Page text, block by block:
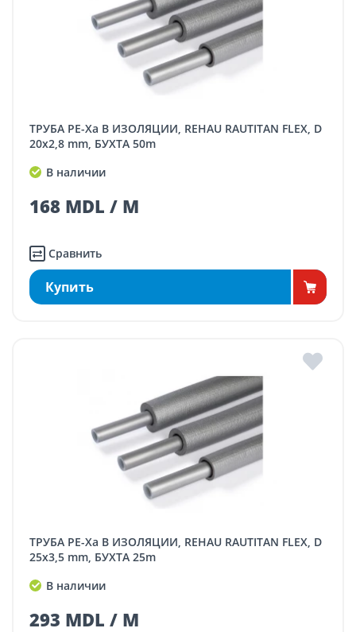
ТРУБА PE-Xa В ИЗОЛЯЦИИ, REHAU RAUTITAN FLEX, D
20x2,8 mm, БУХТА 50m
В наличии
168 MDL / M
Сравнить
Купить
ТРУБА PE-Xa В ИЗОЛЯЦИИ, REHAU RAUTITAN FLEX, D
25x3,5 mm, БУХТА 25m
В наличии
293 MDL / M